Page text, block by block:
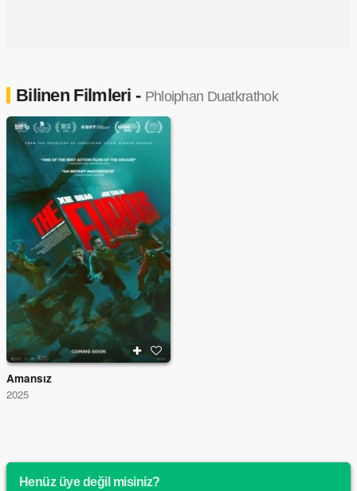
Bilinen Filmleri - Phloiphan Duatkrathok
Amansız
2025
Henüz üye değil misiniz?